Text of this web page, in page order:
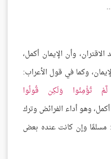
وأن الإيمان أكمل،
وكما في قول الأعراب:
تُؤْمِنُوا وَلَكِن قُولُوا
أكمل، وهو أداء الفرائض وترك
مسلمًا وإن كانت عنده بعض